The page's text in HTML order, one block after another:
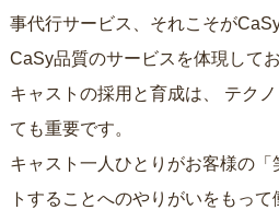
事代行サービス、それこそがCaSy
CaSy品質のサービスを体現して
キャストの採用と育成は、
ても重要です。
キャスト一人ひとりがお客様の
トすることへのやりがいをもって